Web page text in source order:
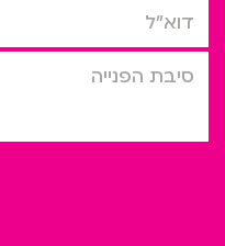
דוא”ל
סיבת הפניה